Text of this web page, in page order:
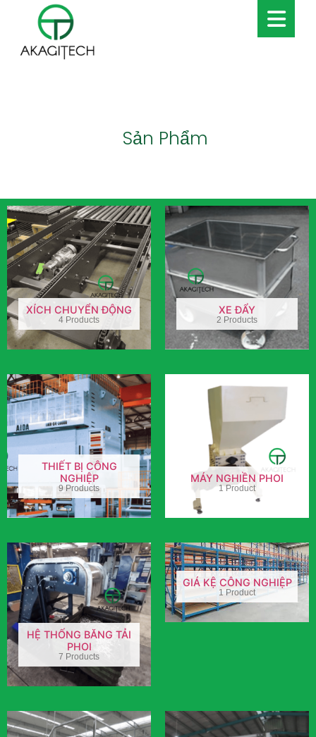
Sản Phẩm
XÍCH CHUYỂN ĐỘNG
4 Products
XE ĐẨY
2 Products
THIẾT BỊ CÔNG
NGHIỆP
9 Products
MÁY NGHIỀN PHOI
1 Product
HỆ THỐNG BĂNG TẢI
PHOI
7 Products
GIÁ KỆ CÔNG NGHIỆP
1 Product